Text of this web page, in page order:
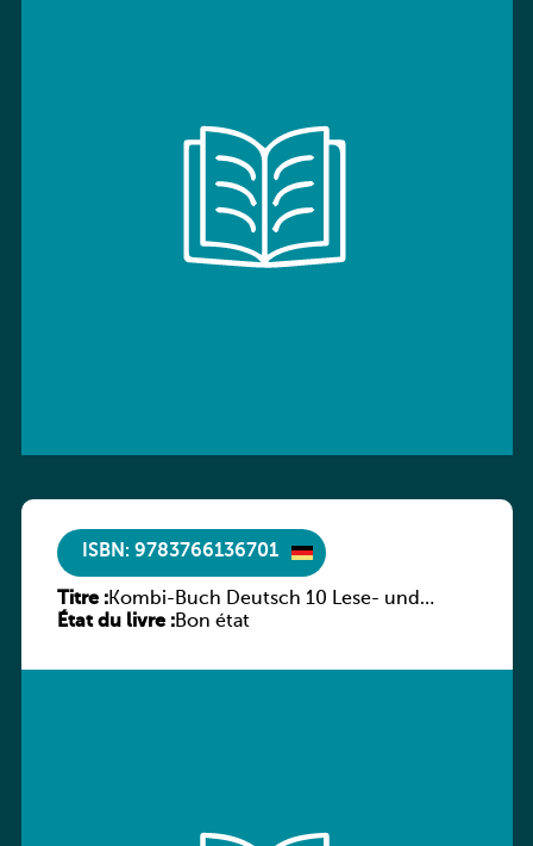
ISBN: 9783766136701
Titre :Kombi-Buch Deutsch 10 Lese- und
Sprachbuch
État du livre :Bon état